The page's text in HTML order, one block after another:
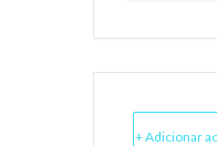
+ Adicionar